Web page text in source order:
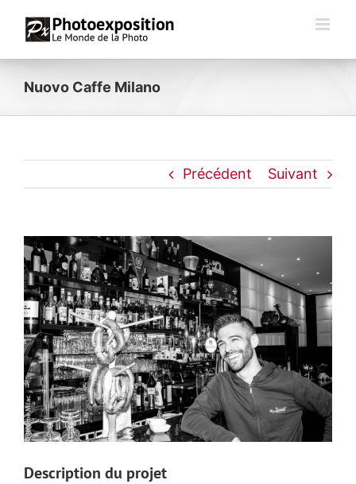
Nuovo Caffe Milano
Précédent Suivant
Description du projet